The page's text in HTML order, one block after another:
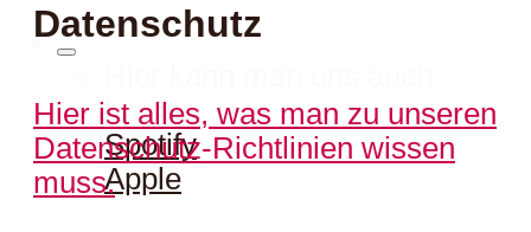
hören:
Spotify
Apple
Datenschutz
Hier ist alles, was man zu unseren
Datenschutz-Richtlinien wissen
muss.